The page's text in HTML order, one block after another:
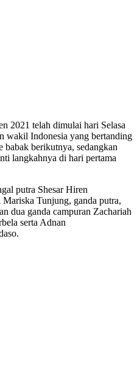
2021 telah dimulai hari Selasa
wakil Indonesia yang bertanding
berikutnya, sedangkan
langkahnya di hari pertama
putra Shesar Hiren
Tunjung, ganda putra,
dua ganda campuran Zachariah
serta Adnan